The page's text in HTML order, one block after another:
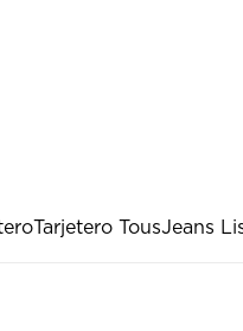
Tarjetero TousJeans